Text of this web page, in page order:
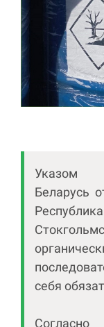
Указом
Беларусь
себя
Согласно